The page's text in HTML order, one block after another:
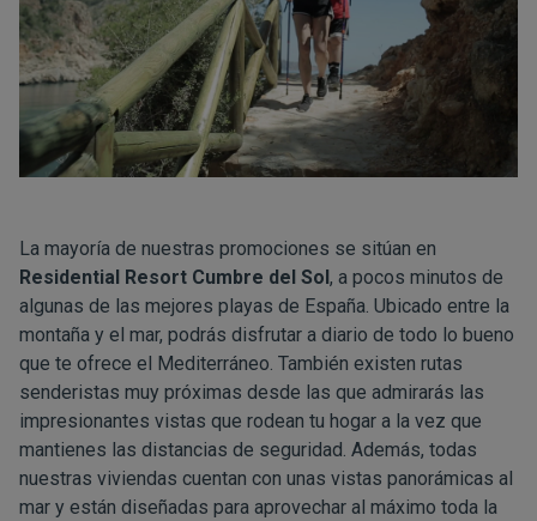
La mayoría de nuestras promociones se sitúan en
Residential Resort Cumbre del Sol , a pocos minutos de
algunas de las mejores playas de España. Ubicado entre la
montaña y el mar, podrás disfrutar a diario de todo lo bueno
que te ofrece el Mediterráneo. También existen rutas
senderistas muy próximas desde las que admirarás las
impresionantes vistas que rodean tu hogar a la vez que
mantienes las distancias de seguridad. Además, todas
nuestras viviendas cuentan con unas vistas panorámicas al
mar y están diseñadas para aprovechar al máximo toda la